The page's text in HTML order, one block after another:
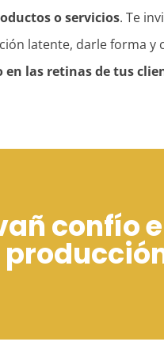
o servicios. Te
latente, darle forma y
en las retinas de tus
confío